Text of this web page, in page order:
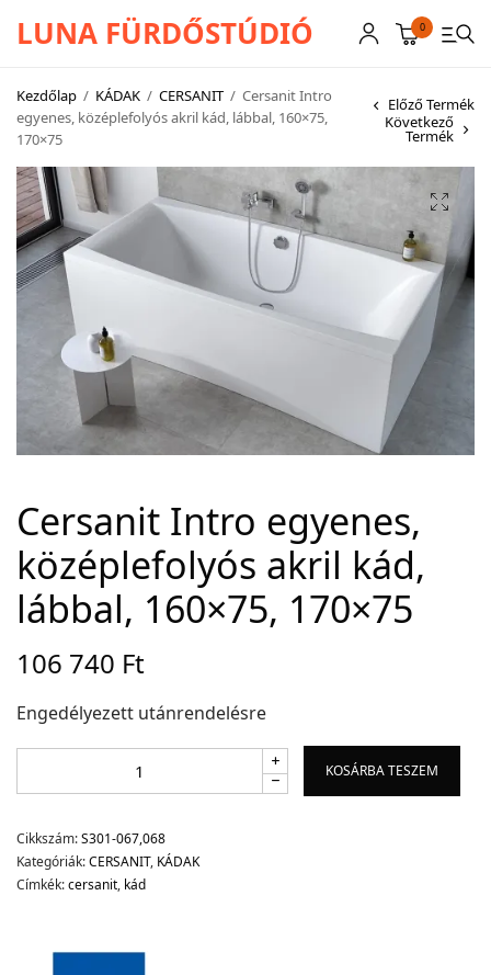
LUNA FÜRDŐSTÚDIÓ 0
Kezdőlap / KÁDAK / CERSANIT / Cersanit Intro
egyenes, középlefolyós akril kád, lábbal, 160×75,
170×75
Előző Termék
Következő
Termék
Cersanit Intro egyenes,
középlefolyós akril kád,
lábbal, 160×75, 170×75
106 740 Ft
Engedélyezett utánrendelésre
KOSÁRBA TESZEM
Cikkszám:S301-067,068
Kategóriák:CERSANIT, KÁDAK
Címkék:cersanit, kád
CSAPTELEPEK
SZANITEREK
SCHWAB
KÁDAK
KABINOK – TÁLCÁK
TOVÁBBI TERMÉKEK
BEMUTATÓTERMÜNK KÉPEKBEN
Adatvédelem
Garancia érvényesítése
Általános Szerződési Feltételek
Szállítási információk
Copyright © 2021 Premium WordPress Themes